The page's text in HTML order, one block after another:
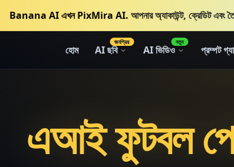
Banana AI এখন PixMira AI. আপনার অ্যাকাউন্ট, ক্রেডিট এবং
হোম AI ছবি
জনপ্রিয়
AI ভিডিও
নতুন
প্রম্পট
এআই ফুটবল